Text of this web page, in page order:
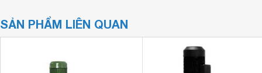
SẢN PHẨM LIÊN QUAN